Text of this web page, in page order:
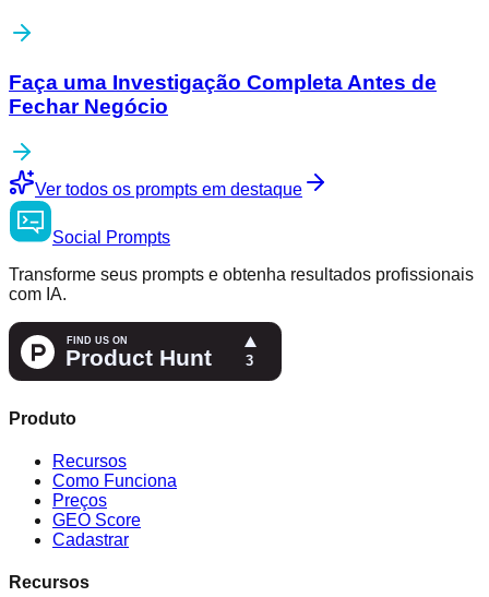
Faça uma Investigação Completa Antes de
Fechar Negócio
Ver todos os prompts em destaque
Social
Prompts
Transforme seus prompts e obtenha resultados profissionais
com IA.
Produto
Recursos
Como Funciona
Preços
GEO Score
Cadastrar
Recursos